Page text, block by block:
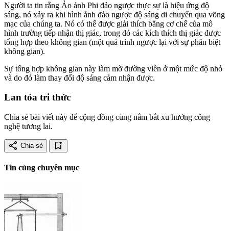
Người ta tin rằng Ảo ảnh Phi đảo ngược thực sự là hiệu ứng độ
sáng, nó xảy ra khi hình ảnh đảo ngược độ sáng di chuyển qua võng
mạc của chúng ta. Nó có thể được giải thích bằng cơ chế của mô
hình trường tiếp nhận thị giác, trong đó các kích thích thị giác được
tổng hợp theo không gian (một quá trình ngược lại với sự phân biệt
không gian).
Sự tổng hợp không gian này làm mờ đường viền ở một mức độ nhỏ
và do đó làm thay đổi độ sáng cảm nhận được.
Lan tỏa tri thức
Chia sẻ bài viết này để cộng đồng cùng nắm bắt xu hướng công
nghệ tương lai.
share Chia sẻ bookmark_add
Tin cùng chuyên mục